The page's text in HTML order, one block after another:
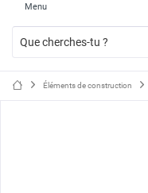
Menu
Éléments de construction